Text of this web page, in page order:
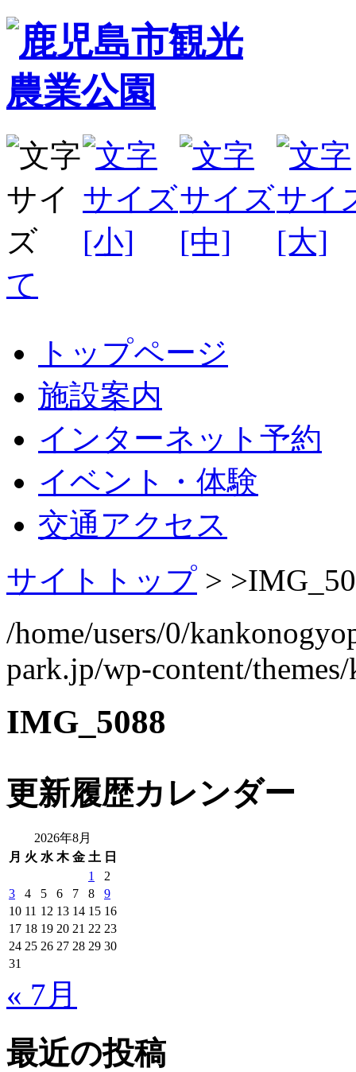
て
トップページ
施設案内
インターネット予約
イベント・体験
交通アクセス
サイトトップ > >
/home/users/0/
park.jp/wp-content/
IMG_5088
更新履歴カレンダー
2026年8月
月 火 水 木 金 土 日
1
2
3
4 5 6 7 8
9
10 11 12 13 14 15 16
17 18 19 20 21 22 23
24 25 26 27 28 29 30
31
« 7月
最近の投稿